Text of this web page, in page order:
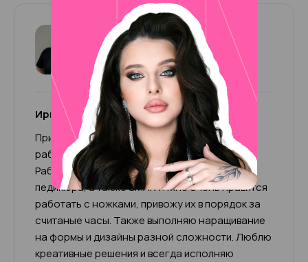
Ирина (+500р к чеку)
4.97 159 отзывов
Ирина (+500р к чеку)
Приветствую, меня зовут Ирина! Мой опыт
работы 11 лет, я топ-мастер универсал.
Работаю во всех техниках маникюра и
педикюра, а также SMART. Мне очень нравится
работать с ножками, привожу их в порядок за
считаные часы. Также выполняю наращивание
на формы и дизайны разной сложности. Люблю
креативные решения и всегда исполняю